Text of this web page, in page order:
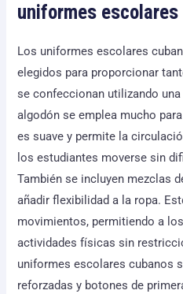
uniformes escolares
Los uniformes escolares
elegidos para proporcionar
se confeccionan utilizando una
algodón se emplea mucho
es suave y permite la
los estudiantes moverse sin
También se incluyen mezclas
añadir flexibilidad a la ropa.
movimientos, permitiendo a
actividades físicas sin
uniformes escolares cubanos
reforzadas y botones de